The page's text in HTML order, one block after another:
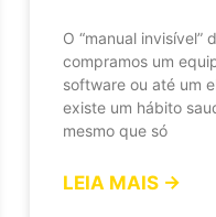
O “manual invisível”
compramos um
software ou até um
existe um hábito
mesmo que só
LEIA MAIS →